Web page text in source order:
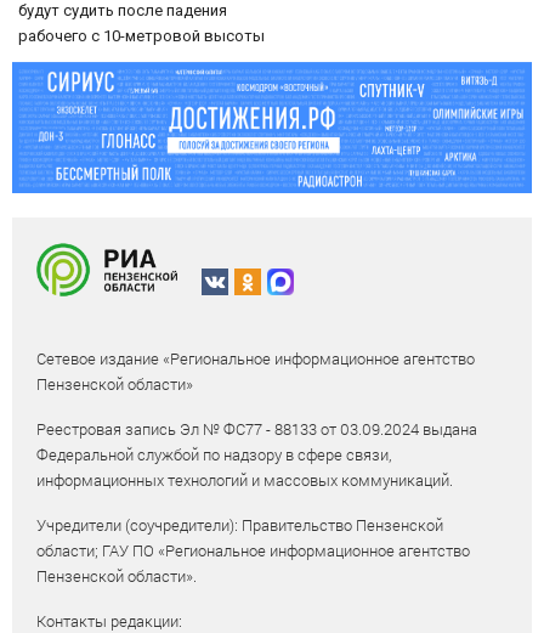
будут судить после падения
рабочего с 10-метровой высоты
09/08/2026 – Новости
Сетевое издание «Региональное информационное агентство
Пензенской области»
Реестровая запись Эл № ФС77 - 88133 от 03.09.2024 выдана
Федеральной службой по надзору в сфере связи,
информационных технологий и массовых коммуникаций.
Учредители (соучредители): Правительство Пензенской
области; ГАУ ПО «Региональное информационное агентство
Пензенской области».
Контакты редакции: